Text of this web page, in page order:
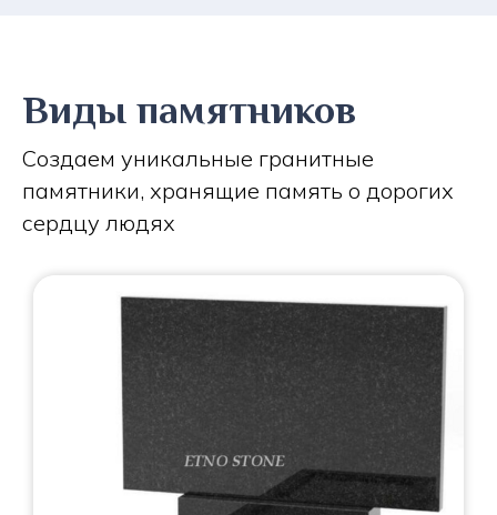
Виды памятников
Создаем уникальные гранитные
памятники, хранящие память о дорогих
сердцу людях